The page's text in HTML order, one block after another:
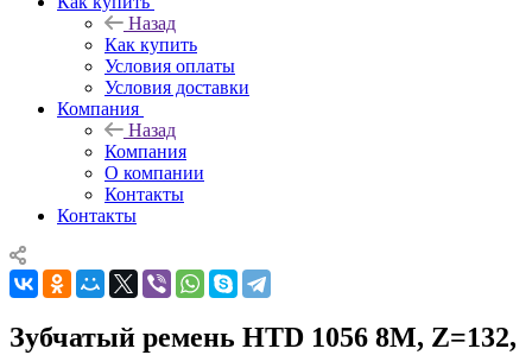
Назад
Как купить
Условия оплаты
Условия доставки
Компания
Назад
Компания
О компании
Контакты
Контакты
Зубчатый ремень HTD 1056 8M, Z=132,